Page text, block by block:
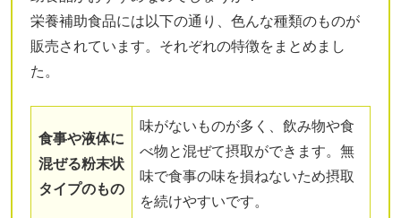
栄養補助食品には以下の通り、色んな種類のものが
販売されています。それぞれの特徴をまとめまし
た。
食事や液体に
混ぜる粉末状
タイプのもの
味がないものが多く、飲み物や食
べ物と混ぜて摂取ができます。無
味で食事の味を損ねないため摂取
を続けやすいです。